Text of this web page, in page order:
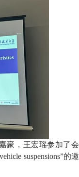
豪，王宏瑶参加了会
suspensions”的邀